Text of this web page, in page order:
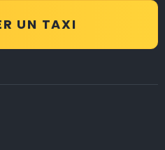
UN TAXI